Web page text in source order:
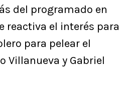
del programado en
reactiva el interés para
para pelear el
Villanueva y Gabriel